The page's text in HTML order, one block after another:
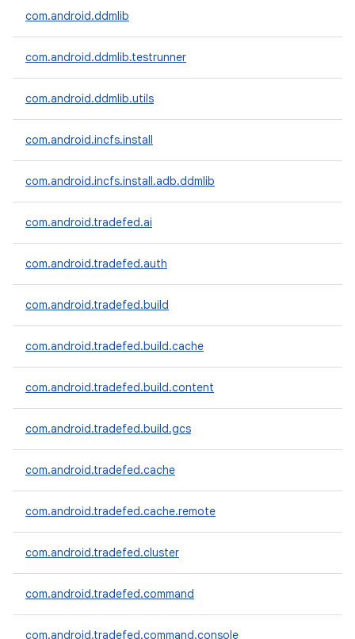
com.android.ddmlib
com.android.ddmlib.testrunner
com.android.ddmlib.utils
com.android.incfs.install
com.android.incfs.install.adb.ddmlib
com.android.tradefed.ai
com.android.tradefed.auth
com.android.tradefed.build
com.android.tradefed.build.cache
com.android.tradefed.build.content
com.android.tradefed.build.gcs
com.android.tradefed.cache
com.android.tradefed.cache.remote
com.android.tradefed.cluster
com.android.tradefed.command
com.android.tradefed.command.console